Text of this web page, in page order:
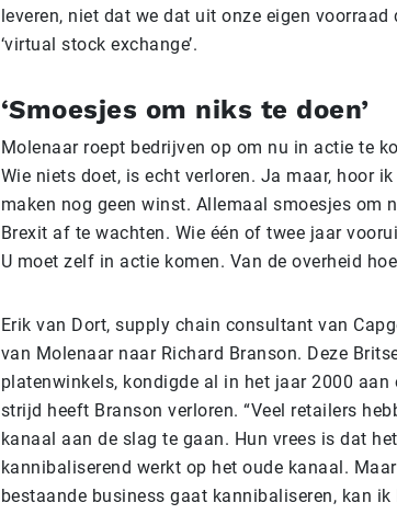
leveren, niet dat we dat uit onze eigen voorraad
‘virtual stock exchange’.
‘Smoesjes om niks te doen’
Molenaar roept bedrijven op om nu in actie te
Wie niets doet, is echt verloren. Ja maar, hoor
maken nog geen winst. Allemaal smoesjes om
Brexit af te wachten. Wie één of twee jaar
U moet zelf in actie komen. Van de overheid
Erik van Dort, supply chain consultant van
van Molenaar naar Richard Branson. Deze
platenwinkels, kondigde al in het jaar 2000
strijd heeft Branson verloren. “Veel retailers
kanaal aan de slag te gaan. Hun vrees is dat
kannibaliserend werkt op het oude kanaal.
bestaande business gaat kannibaliseren, kan ik